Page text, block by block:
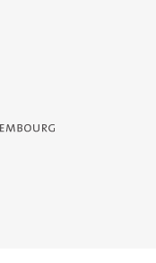
- Service